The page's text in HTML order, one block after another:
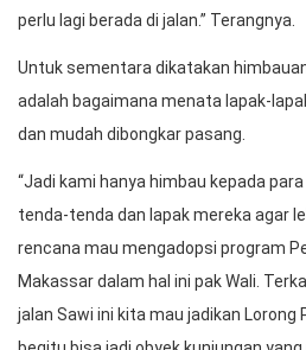
perlu lagi berada di jalan.” Terangnya.
Untuk sementara dikatakan
adalah bagaimana menata lapak-
dan mudah dibongkar pasang.
“Jadi kami hanya himbau kepada
tenda-tenda dan lapak mereka agar
rencana mau mengadopsi program
Makassar dalam hal ini pak Wali.
jalan Sawi ini kita mau jadikan Lorong